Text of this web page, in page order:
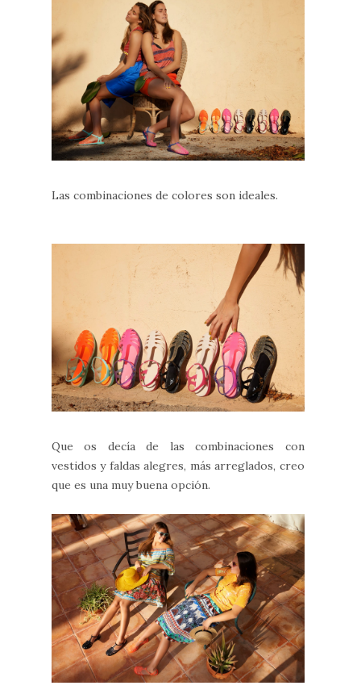
Las combinaciones de colores son ideales.
Que os decía de las combinaciones con
vestidos y faldas alegres, más arreglados, creo
que es una muy buena opción.